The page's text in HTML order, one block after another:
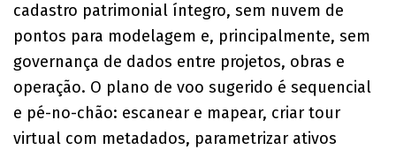
cadastro patrimonial íntegro, sem nuvem de
pontos para modelagem e, principalmente, sem
governança de dados entre projetos, obras e
operação. O plano de voo sugerido é sequencial
e pé-no-chão: escanear e mapear, criar tour
virtual com metadados, parametrizar ativos